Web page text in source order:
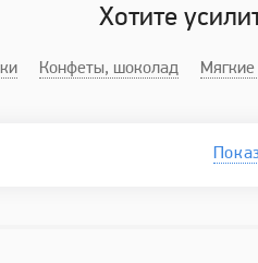
Хотите
Конфеты, шоколад